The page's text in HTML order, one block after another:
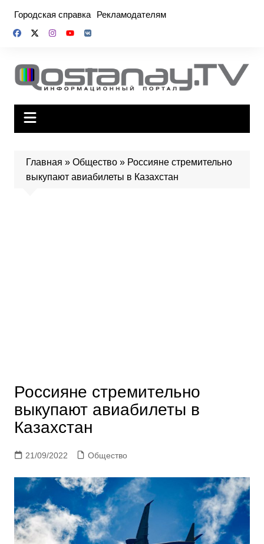
содержимому
Городская справка Рекламодателям
Главная » Общество» Россияне стремительно
выкупают авиабилеты в Казахстан
Россияне стремительно
выкупают авиабилеты в
Казахстан
21/09/2022 Общество